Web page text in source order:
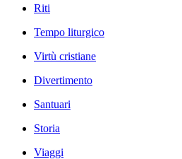
Riti
Tempo liturgico
Virtù cristiane
Divertimento
Santuari
Storia
Viaggi